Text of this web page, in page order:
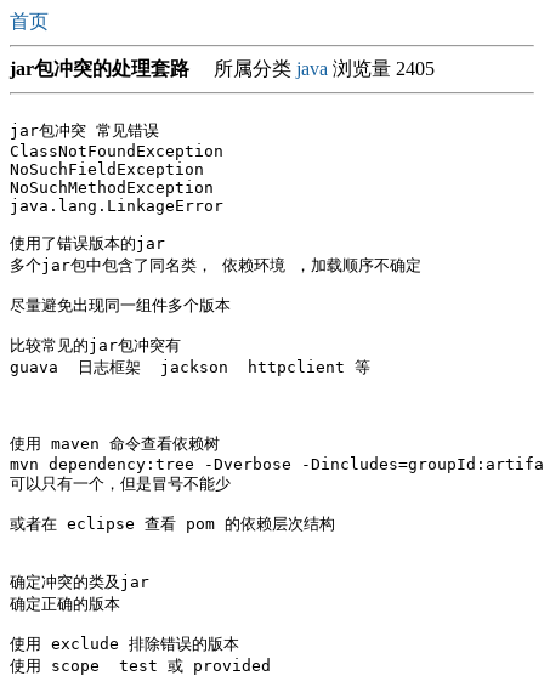
首页
jar包冲突的处理套路 所属分类 java 浏览量 2405
jar包冲突 常见错误
ClassNotFoundException
NoSuchFieldException
NoSuchMethodException
java.lang.LinkageError
使用了错误版本的jar
多个jar包中包含了同名类， 依赖环境 ，加载顺序不确定
尽量避免出现同一组件多个版本
比较常见的jar包冲突有
guava  日志框架  jackson  httpclient 等
使用 maven 命令查看依赖树
mvn dependency:tree -Dverbose -
可以只有一个，但是冒号不能少
或者在 eclipse 查看 pom 的依赖层次结构
确定冲突的类及jar
确定正确的版本
使用 exclude 排除错误的版本
使用 scope  test 或 provided